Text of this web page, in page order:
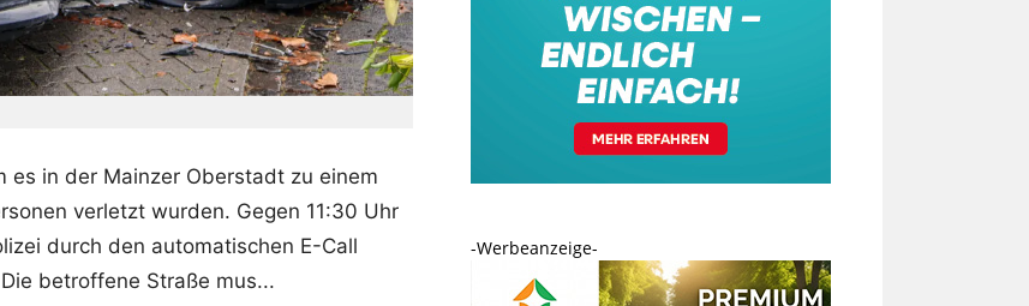
es in der Mainzer Oberstadt zu einem
verletzt wurden. Gegen 11:30 Uhr
durch den automatischen E-Call
betroffene Straße mus...
-Werbeanzeige-